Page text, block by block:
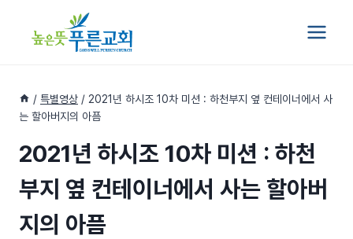
/ 특별영상 / 2021년 하시조 10차 미션 : 하천부지 옆 컨테이너에서 사
는 할아버지의 아픔
2021년 하시조 10차 미션 : 하천
부지 옆 컨테이너에서 사는 할아버
지의 아픔